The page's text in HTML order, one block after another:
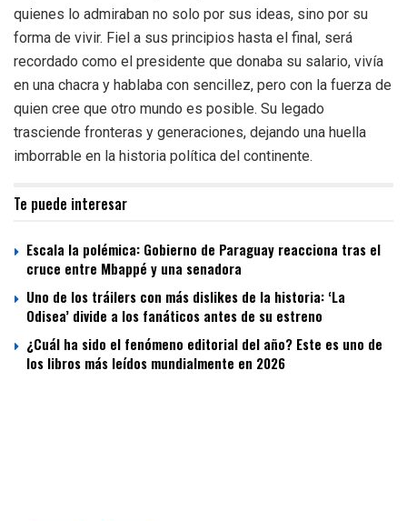
quienes lo admiraban no solo por sus ideas, sino por su
forma de vivir. Fiel a sus principios hasta el final, será
recordado como el presidente que donaba su salario, vivía
en una chacra y hablaba con sencillez, pero con la fuerza de
quien cree que otro mundo es posible. Su legado
trasciende fronteras y generaciones, dejando una huella
imborrable en la historia política del continente.
Te puede interesar
Escala la polémica: Gobierno de Paraguay reacciona tras el
cruce entre Mbappé y una senadora
Uno de los tráilers con más dislikes de la historia: ‘La
Odisea’ divide a los fanáticos antes de su estreno
¿Cuál ha sido el fenómeno editorial del año? Este es uno de
los libros más leídos mundialmente en 2026